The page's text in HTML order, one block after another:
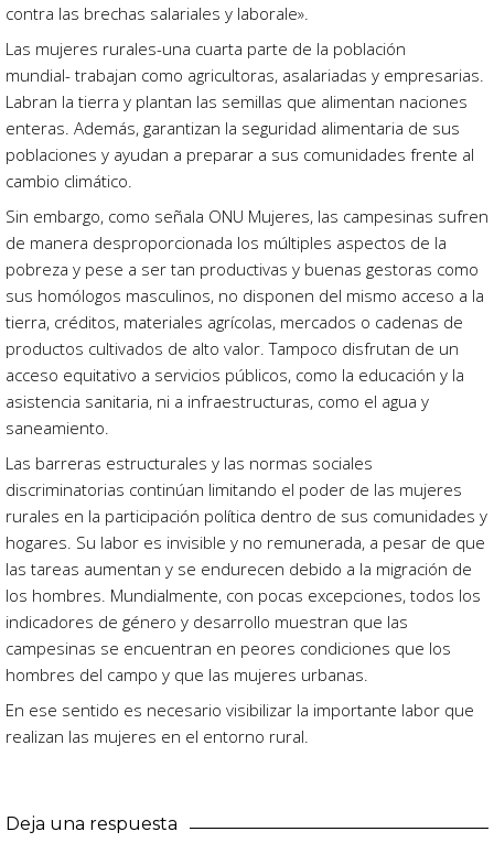
contra las brechas salariales y laborale».
Las mujeres rurales-una cuarta parte de la población
mundial- trabajan como agricultoras, asalariadas y empresarias.
Labran la tierra y plantan las semillas que alimentan naciones
enteras. Además, garantizan la seguridad alimentaria de sus
poblaciones y ayudan a preparar a sus comunidades frente al
cambio climático.
Sin embargo, como señala ONU Mujeres, las campesinas sufren
de manera desproporcionada los múltiples aspectos de la
pobreza y pese a ser tan productivas y buenas gestoras como
sus homólogos masculinos, no disponen del mismo acceso a la
tierra, créditos, materiales agrícolas, mercados o cadenas de
productos cultivados de alto valor. Tampoco disfrutan de un
acceso equitativo a servicios públicos, como la educación y la
asistencia sanitaria, ni a infraestructuras, como el agua y
saneamiento.
Las barreras estructurales y las normas sociales
discriminatorias continúan limitando el poder de las mujeres
rurales en la participación política dentro de sus comunidades y
hogares. Su labor es invisible y no remunerada, a pesar de que
las tareas aumentan y se endurecen debido a la migración de
los hombres. Mundialmente, con pocas excepciones, todos los
indicadores de género y desarrollo muestran que las
campesinas se encuentran en peores condiciones que los
hombres del campo y que las mujeres urbanas.
En ese sentido es necesario visibilizar la importante labor que
realizan las mujeres en el entorno rural.
Deja una respuesta